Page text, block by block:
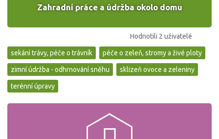
Zahradní práce a údržba okolo domu
Hodnotili 2 uživatelé
sekání trávy, péče o trávník péče o zeleň, stromy a živé ploty
zimní údržba - odhrnování sněhu sklizeň ovoce a zeleniny
terénní úpravy